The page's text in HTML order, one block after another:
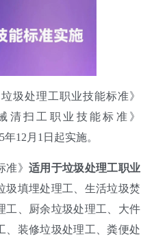
圾处理工职业技能标准》
械清扫工职业技能标准》
年12月1日起实施。
准》适用于垃圾处理工职业
圾填埋处理工、生活垃圾焚
工、厨余垃圾处理工、大件
、装修垃圾处理工、粪便处